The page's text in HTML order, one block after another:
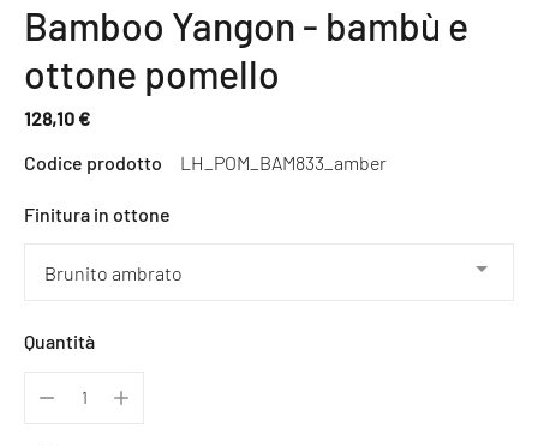
Bamboo Yangon - bambù e
ottone pomello
128,10 €
Prezzo
normale
Codice prodotto LH_POM_BAM833_amber
Finitura in ottone
Quantità